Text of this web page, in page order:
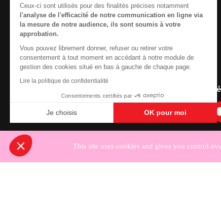
Ceux-ci sont utilisés pour des finalités précises notamment
l'analyse de l'efficacité de notre communication en ligne via
la mesure de notre audience, ils sont soumis à votre
approbation.
Vous pouvez librement donner, refuser ou retirer votre
consentement à tout moment en accédant à notre module de
gestion des cookies situé en bas à gauche de chaque page.
Lire la politique de confidentialité
Consentements certifiés par
Je choisis OK pour moi
Plateforme de Gestion du Consentement :
Notre plateforme vous permet d'adapter et de gérer
Nous cherchons le
reprendre le pilotage.
Contactez-nous
Newsletter
Nous suivre sur les
This site uses cookies and gives you control